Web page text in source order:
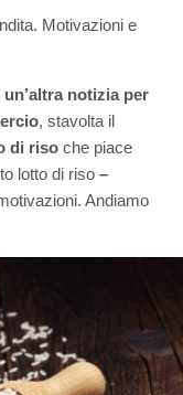
Motivazioni e
notizia per
, stavolta il
di riso che piace
lotto di riso –
Andiamo